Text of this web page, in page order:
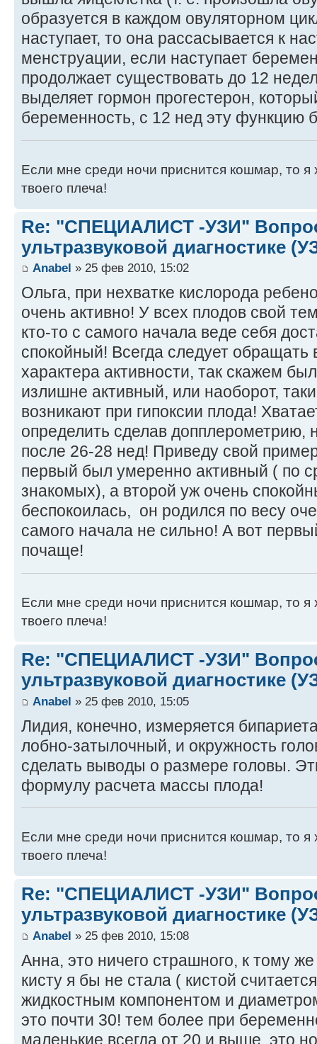
образуется в каждом овуляторном
наступает, то она рассасывается к
менструации, если наступает
продолжает существовать до 12
выделяет гормон прогестерон,
беременность, с 12 нед эту функцию
Если мне среди ночи приснится кошмар, то я
твоего плеча!
Re: "СПЕЦИАЛИСТ -УЗИ"
ультразвуковой диагностике
Anabel » 25 фев 2010, 15:02
Ольга, при нехватке кислорода
очень активно! У всех плодов свой
кто-то с самого начала веде себя
спокойный! Всегда следует
характера активности, так скажем
излишне активный, или наоборот,
возникают при гипоксии плода!
определить сделав допплерометрию,
после 26-28 нед! Приведу свой
первый был умеренно активный ( по
знакомых), а второй уж очень
беспокоилась, он родился по весу
самого начала не сильно! А вот
почаще!
Если мне среди ночи приснится кошмар, то я
твоего плеча!
Re: "СПЕЦИАЛИСТ -УЗИ"
ультразвуковой диагностике
Anabel » 25 фев 2010, 15:05
Лидия, конечно, измеряется
лобно-затылочный, и окружность
сделать выводы о размере головы.
формулу расчета массы плода!
Если мне среди ночи приснится кошмар, то я
твоего плеча!
Re: "СПЕЦИАЛИСТ -УЗИ"
ультразвуковой диагностике
Anabel » 25 фев 2010, 15:08
Анна, это ничего страшного, к тому
кисту я бы не стала ( кистой
жидкостным компонентом и
это почти 30! тем более при
маленькие всегда от 20 и выше, это